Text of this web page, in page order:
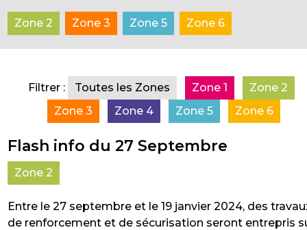
Zone 2 Zone 3 Zone 5 Zone 6
Filtrer : Toutes les Zones Zone 1
Zone 2
Zone 3
Zone 4 Zone 5 Zone 6
Flash info du 27 Septembre
Zone 2
Entre le 27 septembre et le 19 janvier 2024, des
de renforcement et de sécurisation seront entrepris